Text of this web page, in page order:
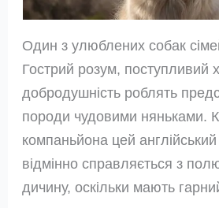
Один з улюблених собак
Гострий розум, поступливий
добродушність роблять
породи чудовими няньками.
компаньйона цей
відмінно справляється з
дичину, оскільки мають